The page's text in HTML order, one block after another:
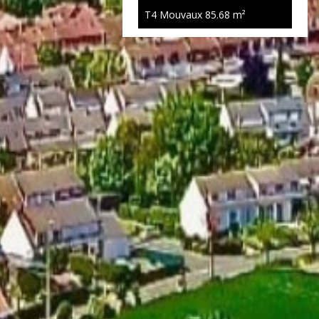
T4 Mouvaux 85.68 m²
Nouveauté 160 000 €
T3 Mouvaux 70 m²